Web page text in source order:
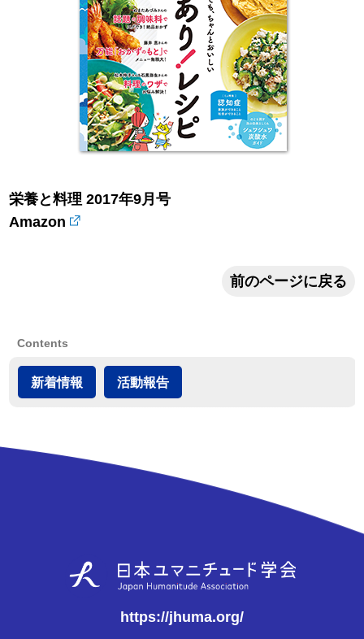
栄養と料理 2017年9月号
Amazon
前のページに戻る
Contents
新着情報 活動報告
https://jhuma.org/